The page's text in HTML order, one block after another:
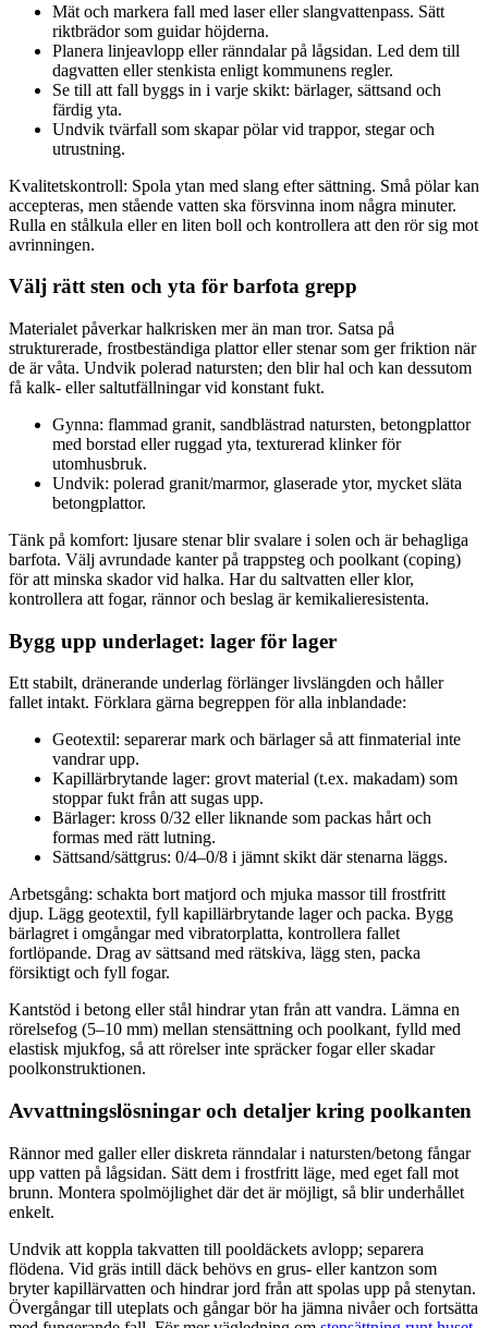
Mät och markera fall med laser eller slangvattenpass. Sätt
riktbrädor som guidar höjderna.
Planera linjeavlopp eller ränndalar på lågsidan. Led dem till
dagvatten eller stenkista enligt kommunens regler.
Se till att fall byggs in i varje skikt: bärlager, sättsand och
färdig yta.
Undvik tvärfall som skapar pölar vid trappor, stegar och
utrustning.
Kvalitetskontroll: Spola ytan med slang efter sättning. Små pölar kan
accepteras, men stående vatten ska försvinna inom några minuter.
Rulla en stålkula eller en liten boll och kontrollera att den rör sig mot
avrinningen.
Välj rätt sten och yta för barfota grepp
Materialet påverkar halkrisken mer än man tror. Satsa på
strukturerade, frostbeständiga plattor eller stenar som ger friktion när
de är våta. Undvik polerad natursten; den blir hal och kan dessutom
få kalk- eller saltutfällningar vid konstant fukt.
Gynna: flammad granit, sandblästrad natursten, betongplattor
med borstad eller ruggad yta, texturerad klinker för
utomhusbruk.
Undvik: polerad granit/marmor, glaserade ytor, mycket släta
betongplattor.
Tänk på komfort: ljusare stenar blir svalare i solen och är behagliga
barfota. Välj avrundade kanter på trappsteg och poolkant (coping)
för att minska skador vid halka. Har du saltvatten eller klor,
kontrollera att fogar, rännor och beslag är kemikalieresistenta.
Bygg upp underlaget: lager för lager
Ett stabilt, dränerande underlag förlänger livslängden och håller
fallet intakt. Förklara gärna begreppen för alla inblandade:
Geotextil: separerar mark och bärlager så att finmaterial inte
vandrar upp.
Kapillärbrytande lager: grovt material (t.ex. makadam) som
stoppar fukt från att sugas upp.
Bärlager: kross 0/32 eller liknande som packas hårt och
formas med rätt lutning.
Sättsand/sättgrus: 0/4–0/8 i jämnt skikt där stenarna läggs.
Arbetsgång: schakta bort matjord och mjuka massor till frostfritt
djup. Lägg geotextil, fyll kapillärbrytande lager och packa. Bygg
bärlagret i omgångar med vibratorplatta, kontrollera fallet
fortlöpande. Drag av sättsand med rätskiva, lägg sten, packa
försiktigt och fyll fogar.
Kantstöd i betong eller stål hindrar ytan från att vandra. Lämna en
rörelsefog (5–10 mm) mellan stensättning och poolkant, fylld med
elastisk mjukfog, så att rörelser inte spräcker fogar eller skadar
poolkonstruktionen.
Avvattningslösningar och detaljer kring poolkanten
Rännor med galler eller diskreta ränndalar i natursten/betong fångar
upp vatten på lågsidan. Sätt dem i frostfritt läge, med eget fall mot
brunn. Montera spolmöjlighet där det är möjligt, så blir underhållet
enkelt.
Undvik att koppla takvatten till pooldäckets avlopp; separera
flödena. Vid gräs intill däck behövs en grus- eller kantzon som
bryter kapillärvatten och hindrar jord från att spolas upp på stenytan.
Övergångar till uteplats och gångar bör ha jämna nivåer och fortsätta